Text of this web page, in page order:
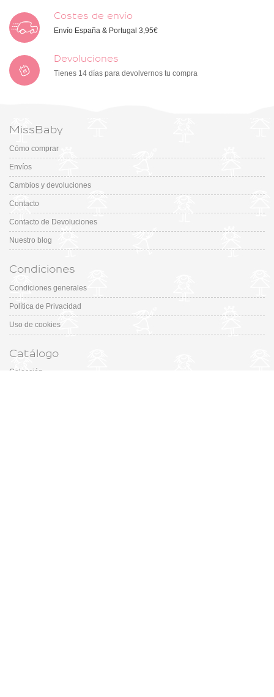
Costes de envío
Envío España & Portugal 3,95€
Devoluciones
Tienes 14 días para devolvernos tu compra
MissBaby
Cómo comprar
Envíos
Cambios y devoluciones
Contacto
Contacto de Devoluciones
Nuestro blog
Condiciones
Condiciones generales
Política de Privacidad
Uso de cookies
Catálogo
Colección